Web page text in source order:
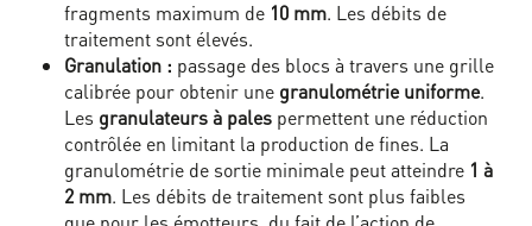
fragments maximum de 10 mm. Les débits de
traitement sont élevés.
Granulation : passage des blocs à travers une grille
calibrée pour obtenir une granulométrie uniforme.
Les granulateurs à pales permettent une réduction
contrôlée en limitant la production de fines. La
granulométrie de sortie minimale peut atteindre 1 à
2 mm. Les débits de traitement sont plus faibles